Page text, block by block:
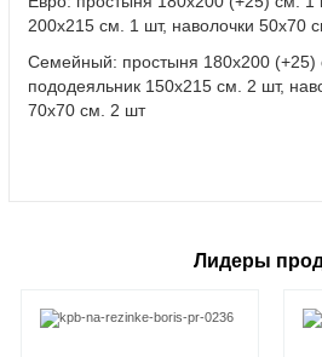
200х215 см. 1 шт, наволочки 50х70
Семейный: простыня 180х200 (+25)
пододеяльник 150х215 см. 2 шт,
70х70 см. 2 шт
Лидеры